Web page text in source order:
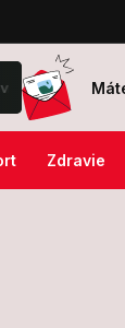
odhalil
Zdravie